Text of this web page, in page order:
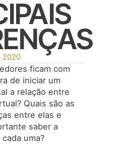
2020
ficam com
de iniciar um
a relação entre
Quais são as
entre elas e
saber a
uma?